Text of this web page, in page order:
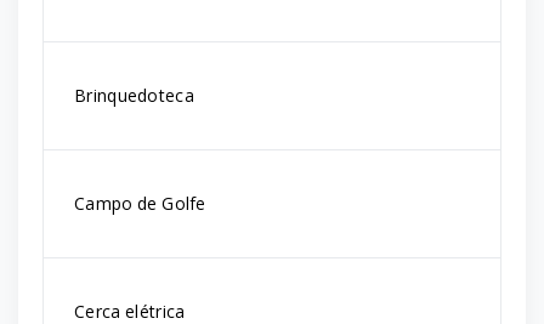
Brinquedoteca
Campo de Golfe
Cerca elétrica